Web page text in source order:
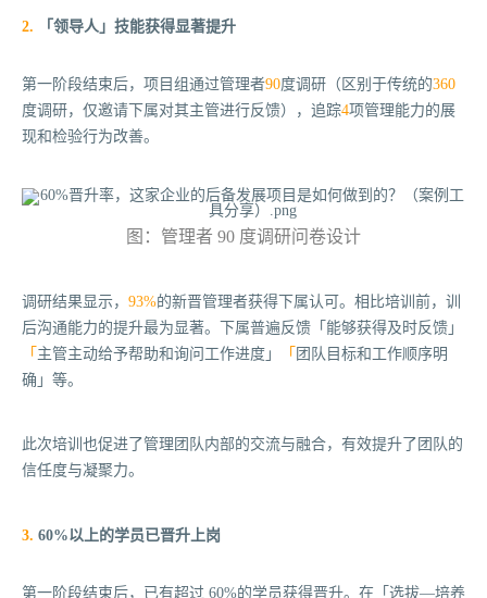
2. 「领导人」技能获得显著提升
第一阶段结束后，项目组通过管理者90度调研（区别于传统的360
度调研，仅邀请下属对其主管进行反馈），追踪4项管理能力的展
现和检验行为改善。
图：管理者 90 度调研问卷设计
调研结果显示， 93%的新晋管理者获得下属认可。相比培训前，训
后沟通能力的提升最为显著。下属普遍反馈「 能够获得及时反馈」
「 主管主动给予帮助和询问工作进度」 「 团队目标和工作顺序明
确」 等。
此次培训也促进了管理团队内部的交流与融合，有效提升了团队的
信任度与凝聚力。
3. 60%以上的学员已晋升上岗
第一阶段结束后，已有超过 60%的学员获得晋升。在「选拔—培养